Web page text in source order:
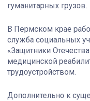
гуманитарных грузов.
В Пермском крае
служба социальных
«Защитники
медицинской
трудоустройством.
Дополнительно к